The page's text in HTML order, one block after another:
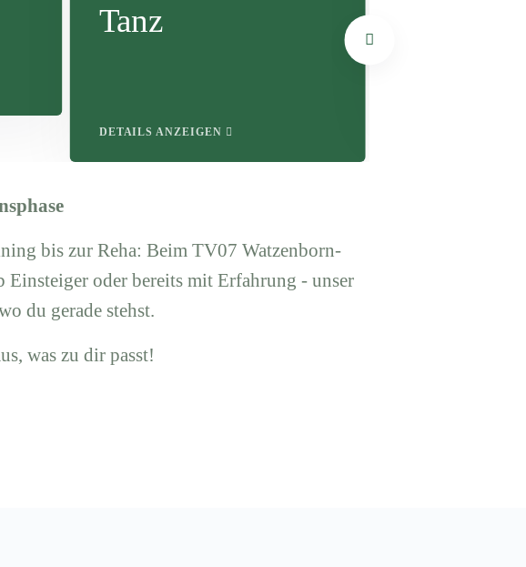
Tanz
DETAILS ANZEIGEN
bis zur Reha: Beim TV07 Watzenborn-
Einsteiger oder bereits mit Erfahrung - unser
du gerade stehst.
was zu dir passt!